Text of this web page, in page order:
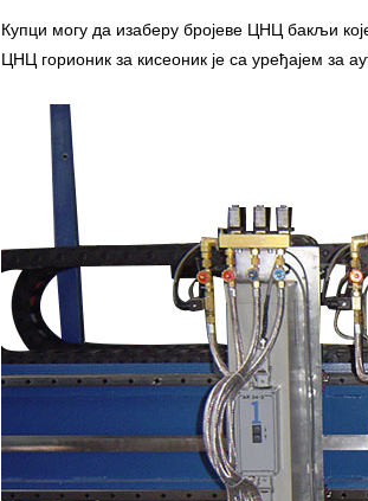
Купци могу да изаберу бројеве ЦНЦ бакљи
ЦНЦ горионик за кисеоник је са уређајем за